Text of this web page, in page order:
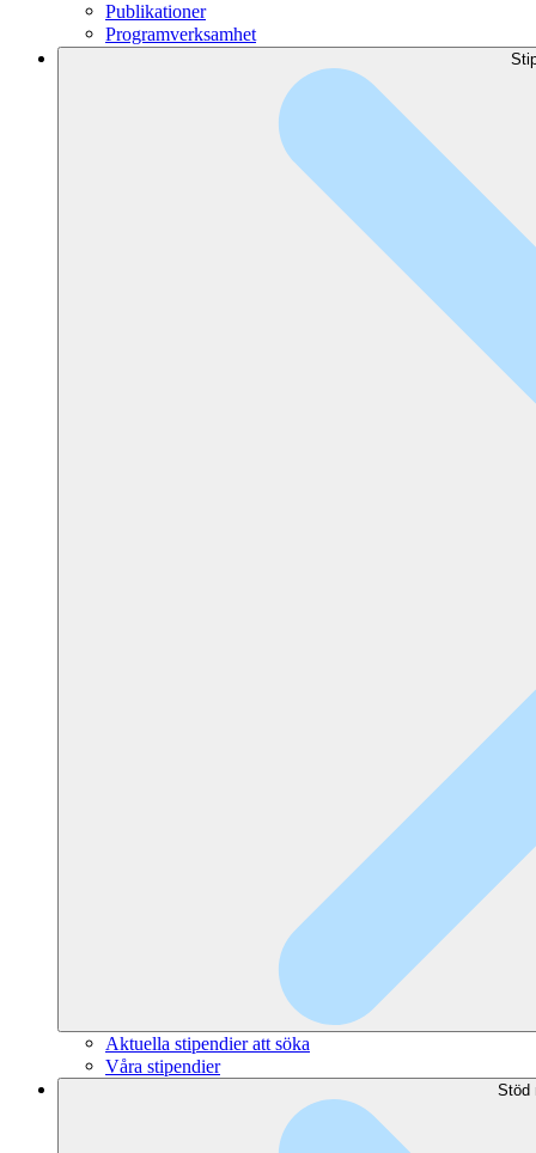
Publikationer
Programverksamhet
Aktuella stipendier att söka
Våra stipendier
Stöd